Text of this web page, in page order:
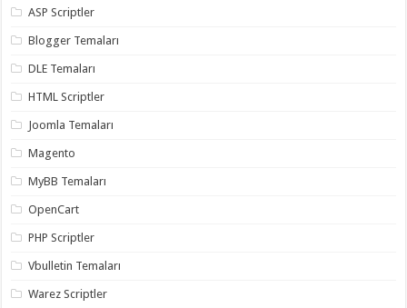
taşıma,
evden
taşımacılık,
gaziantep
organizasyon
gaziantep
organizasyon,
gaziantep
organizasyon
gaziantep
gaziantep
gaziantep
gaziantep
twitter
hilesi ,
ASP Scriptler
Blogger Temaları
DLE Temaları
HTML Scriptler
Joomla Temaları
Magento
MyBB Temaları
OpenCart
PHP Scriptler
Vbulletin Temaları
Warez Scriptler